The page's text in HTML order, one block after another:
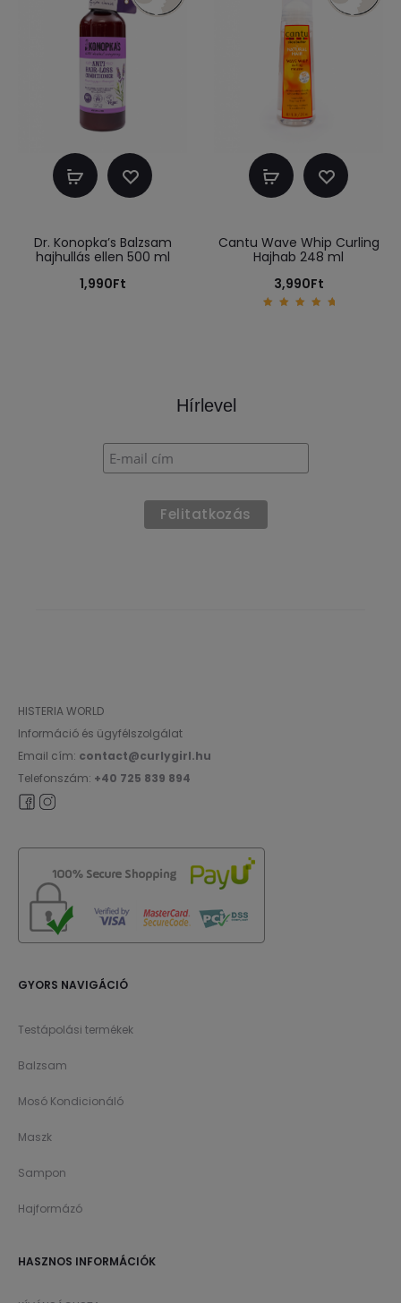
Kosárba
Dr. Konopka’s Balzsam
hajhullás ellen 500 ml
1,990Ft
Kosárba
Cantu Wave Whip Curling
Hajhab 248 ml
3,990Ft
Hírlevel
HISTERIA WORLD
Információ és ügyfélszolgálat
Email cím: contact@curlygirl.hu
Telefonszám: +40 725 839 894
GYORS NAVIGÁCIÓ
Testápolási termékek
Balzsam
Mosó Kondicionáló
Maszk
Sampon
Hajformázó
HASZNOS INFORMÁCIÓK